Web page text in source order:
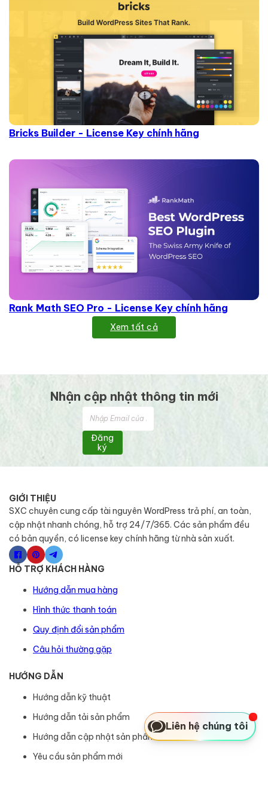
Bricks Builder - License Key chính hãng
Rank Math SEO Pro - License Key chính hãng
Xem tất cả
Nhận cập nhật thông tin mới
Đăng
ký
GIỚI THIỆU
SXC chuyên cung cấp tài nguyên WordPress trả phí, an toàn,
cập nhật nhanh chóng, hỗ trợ 24/7/365. Các sản phẩm đều
có bản quyền, có license key chính hãng từ nhà sản xuất.
HỖ TRỢ KHÁCH HÀNG
Hướng dẫn mua hàng
Hình thức thanh toán
Quy định đổi sản phẩm
Câu hỏi thường gặp
HƯỚNG DẪN
Hướng dẫn kỹ thuật
Hướng dẫn tải sản phẩm
Hướng dẫn cập nhật sản phẩm
Yêu cầu sản phẩm mới
Liên hệ chúng tôi